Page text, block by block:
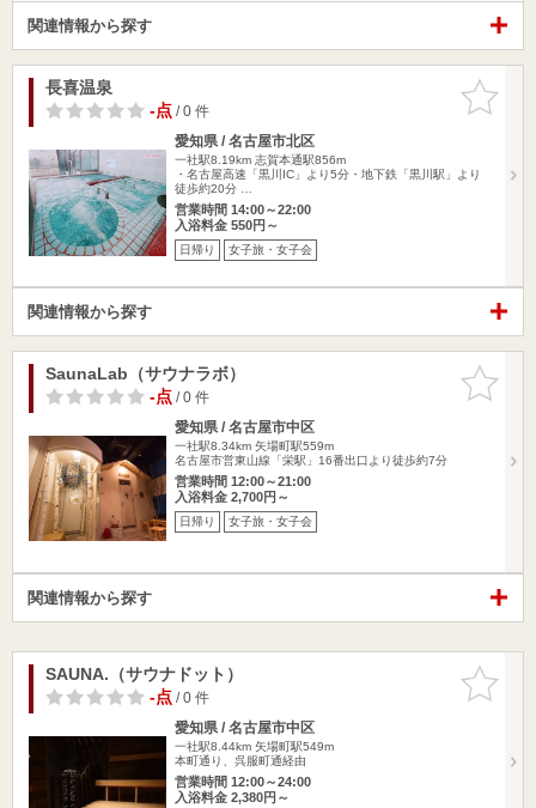
関連情報から探す
お気に入
りに追加
長喜温泉
-点/ 0 件
愛知県 / 名古屋市北区
一社駅8.19km 志賀本通駅856m
・名古屋高速「黒川IC」より5分・地下鉄「黒川駅」より
徒歩約20分 …
営業時間 14:00～22:00
入浴料金 550円～
日帰り 女子旅・女子会
関連情報から探す
お気に入
りに追加
SaunaLab（サウナラボ）
-点/ 0 件
愛知県 / 名古屋市中区
一社駅8.34km 矢場町駅559m
名古屋市営東山線「栄駅」16番出口より徒歩約7分
営業時間 12:00～21:00
入浴料金 2,700円～
日帰り 女子旅・女子会
関連情報から探す
お気に入
りに追加
SAUNA.（サウナドット）
-点/ 0 件
愛知県 / 名古屋市中区
一社駅8.44km 矢場町駅549m
本町通り、呉服町通経由
営業時間 12:00～24:00
入浴料金 2,380円～